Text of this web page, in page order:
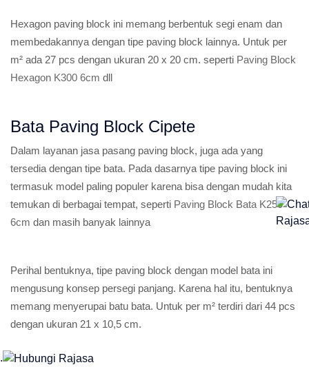
Hexagon paving block ini memang berbentuk segi enam dan
membedakannya dengan tipe paving block lainnya. Untuk per
m² ada 27 pcs dengan ukuran 20 x 20 cm. seperti Paving Block
Hexagon K300 6cm dll
Bata Paving Block Cipete
Dalam layanan jasa pasang paving block, juga ada yang
tersedia dengan tipe bata. Pada dasarnya tipe paving block ini
termasuk model paling populer karena bisa dengan mudah kita
temukan di berbagai tempat, seperti Paving Block Bata K250
6cm dan masih banyak lainnya
Perihal bentuknya, tipe paving block dengan model bata ini
mengusung konsep persegi panjang. Karena hal itu, bentuknya
memang menyerupai batu bata. Untuk per m² terdiri dari 44 pcs
dengan ukuran 21 x 10,5 cm.
.